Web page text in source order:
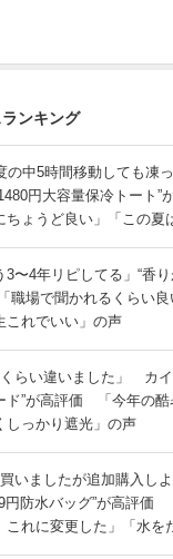
ランキング
の中5時間移動しても凍
円大容量保冷トート
ちょうど良い」「この夏
3〜4年リピしてる」“香
職場で聞かれるくらい良
これでいい」の声
くらい違いました」 カ
ド”が高評価 「今年の酷
しっかり遮光」の声
買いましたが追加購入
円防水バッグ”が高評価
これに変更した」「水を